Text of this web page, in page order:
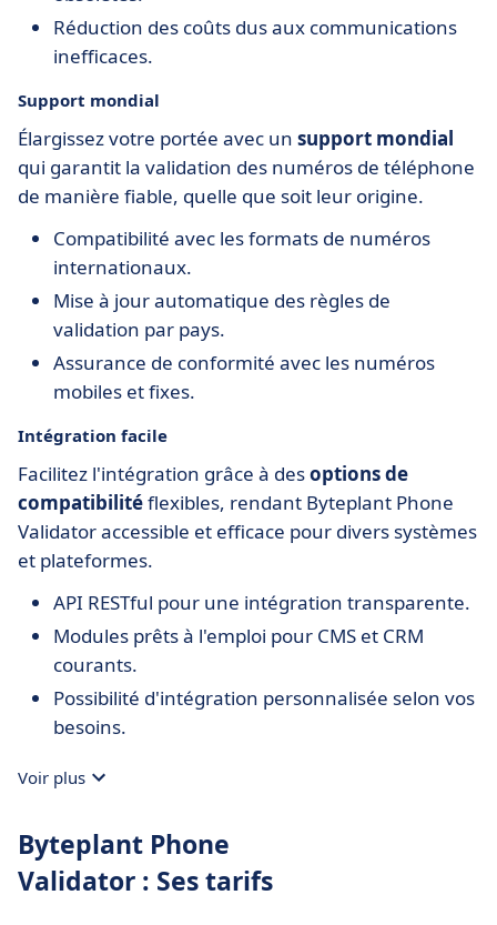
Réduction des coûts dus aux communications
inefficaces.
Support mondial
Élargissez votre portée avec un support mondial
qui garantit la validation des numéros de téléphone
de manière fiable, quelle que soit leur origine.
Compatibilité avec les formats de numéros
internationaux.
Mise à jour automatique des règles de
validation par pays.
Assurance de conformité avec les numéros
mobiles et fixes.
Intégration facile
Facilitez l'intégration grâce à desoptions de
compatibilitéflexibles, rendant Byteplant Phone
Validator accessible et efficace pour divers systèmes
et plateformes.
API RESTful pour une intégration transparente.
Modules prêts à l'emploi pour CMS et CRM
courants.
Possibilité d'intégration personnalisée selon vos
besoins.
Voir plus
Byteplant Phone
Validator : Ses tarifs